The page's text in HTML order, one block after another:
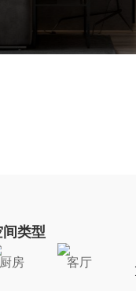
间类型
厨房 客厅